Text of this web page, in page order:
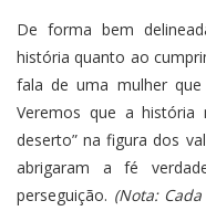
De forma bem
história quanto ao
fala de uma mulher
Veremos que a
deserto” na figura dos
abrigaram a fé
perseguição. (Nota: